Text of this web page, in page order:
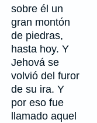
sobre él un
gran montón
de piedras,
hasta hoy. Y
Jehová se
volvió del furor
de su ira. Y
por eso fue
llamado aquel